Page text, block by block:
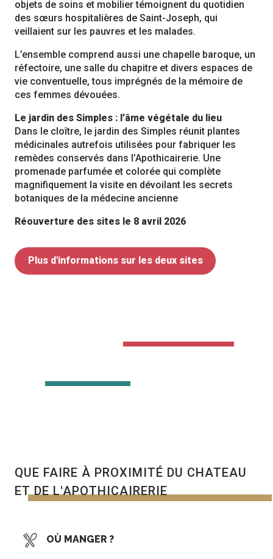
objets de soins et mobilier témoignent du quotidien
des sœurs hospitalières de Saint-Joseph, qui
veillaient sur les pauvres et les malades.
L’ensemble comprend aussi une chapelle baroque, un
réfectoire, une salle du chapitre et divers espaces de
vie conventuelle, tous imprégnés de la mémoire de
ces femmes dévouées.
Le jardin des Simples : l’âme végétale du lieu
Dans le cloître, le jardin des Simples réunit plantes
médicinales autrefois utilisées pour fabriquer les
remèdes conservés dans l’Apothicairerie. Une
promenade parfumée et colorée qui complète
magnifiquement la visite en dévoilant les secrets
botaniques de la médecine ancienne
Réouverture des sites le 8 avril 2026
Plus d'informations sur les deux sites
QUE FAIRE À PROXIMITÉ DU CHATEAU
ET DE L'APOTHICAIRERIE
OÙ MANGER ?